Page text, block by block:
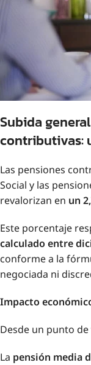
Subida
contributivas:
Las pensiones
Social y las
revalorizan en un
Este porcentaje
calculado entre
conforme a la
negociada ni
Impacto
Desde un punto
La pensión media